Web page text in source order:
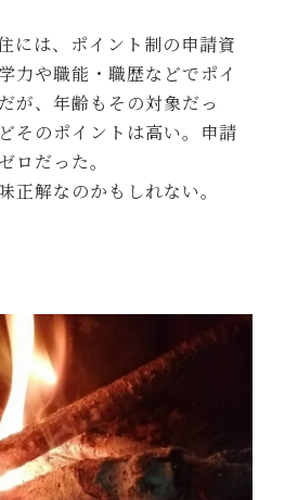
には、ポイント制の申請資
力や職能・職歴などでポイ
が、年齢もその対象だっ
そのポイントは高い。申請
ロだった。
正解なのかもしれない。